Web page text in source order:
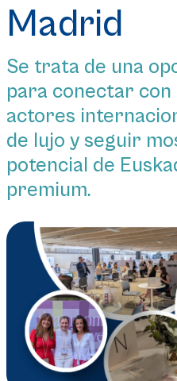
Madrid
Se trata de una
para conectar
actores
de lujo y seguir
potencial de
premium.